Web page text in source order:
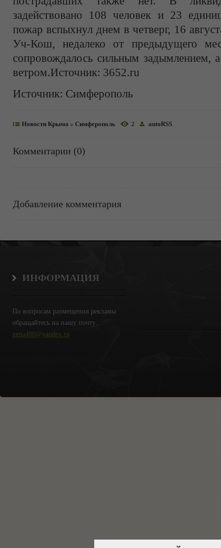
задействовано 108 человек и 23
пожар вспыхнул днем в четверг, 16
Уч-Кош, недалеко от предыдущего
сопровождалось сильным задымлением,
ветром.Источник: 3652.ru
Источник: Симферополь
Новости Крыма » Симферополь 2 autoRSS
Комментарии (0)
Добавление комментария
ИНФОРМАЦИЯ
По вопросам размещения рекламы
обращайтесь на нашу почту:
gena480@yandex.ru